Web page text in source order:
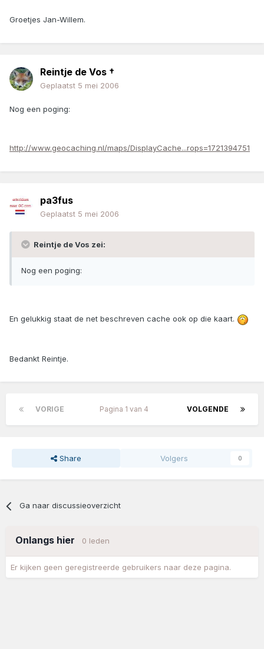
Groetjes Jan-Willem.
Reintje de Vos †
Geplaatst 5 mei 2006
Nog een poging:
http://www.geocaching.nl/maps/DisplayCache...rops=1721394751
pa3fus
Geplaatst 5 mei 2006
Reintje de Vos zei:
Nog een poging:
En gelukkig staat de net beschreven cache ook op die kaart.
Bedankt Reintje.
VORIGE VOLGENDE
Pagina 1 van 4
Share Volgers 0
Ga naar discussieoverzicht
Onlangs hier 0 leden
Er kijken geen geregistreerde gebruikers naar deze pagina.